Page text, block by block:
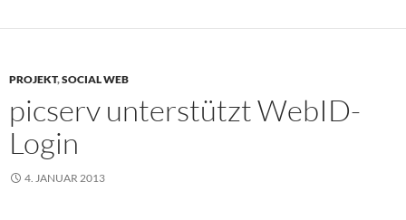
PROJEKT,SOCIAL WEB
picserv unterstützt WebID-
Login
4. JANUAR 2013